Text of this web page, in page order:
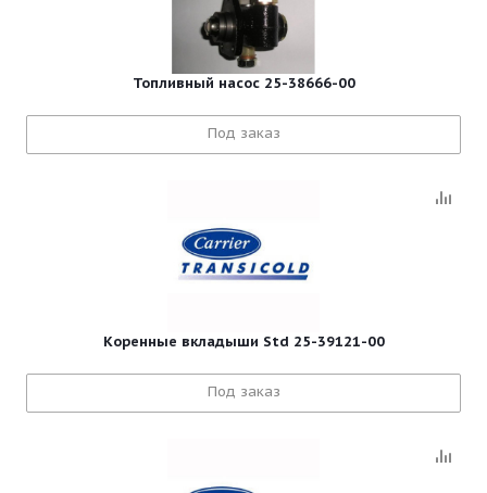
Топливный насос 25-38666-00
Под заказ
Коренные вкладыши Std 25-39121-00
Под заказ